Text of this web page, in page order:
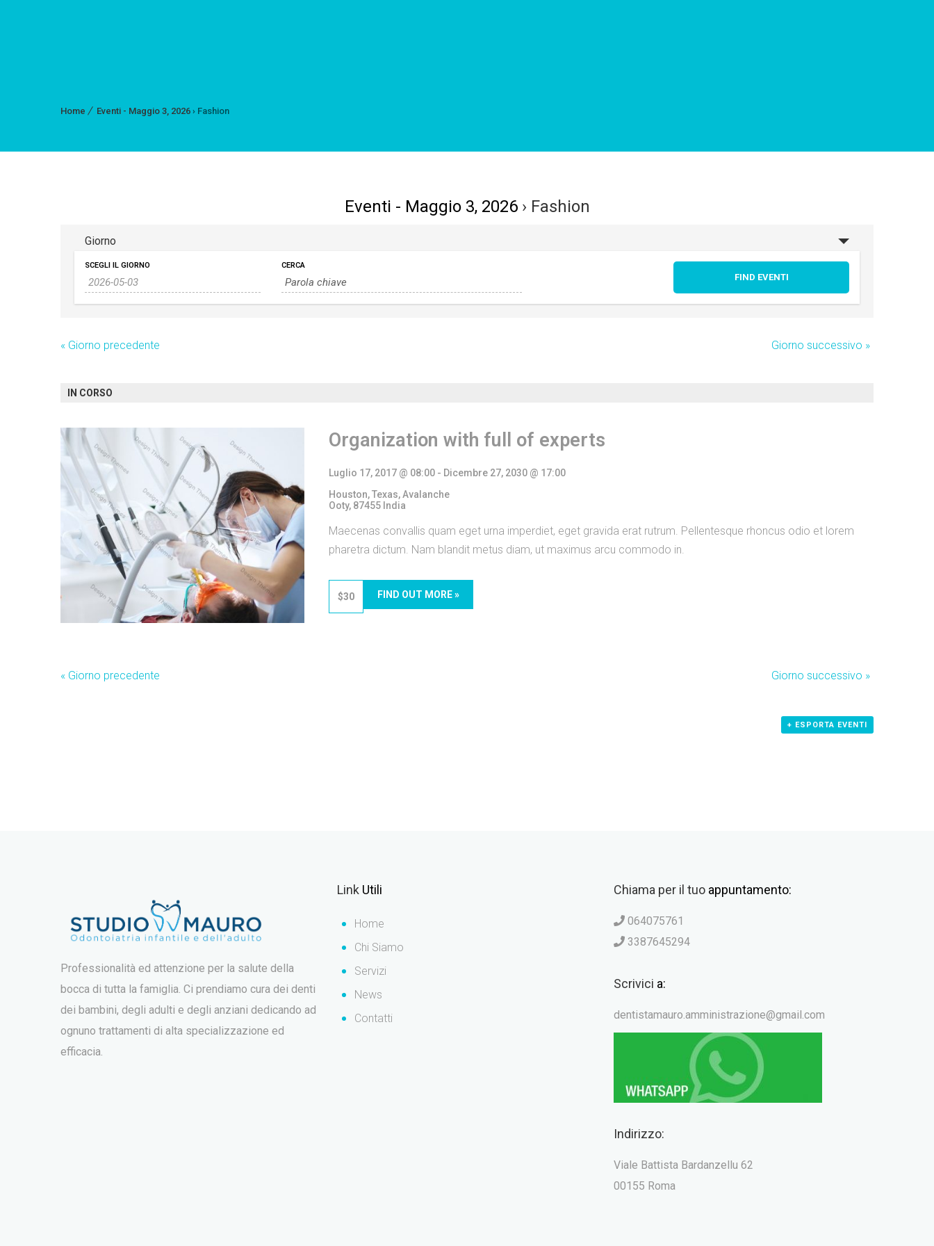
Home Eventi - Maggio 3, 2026 › Fashion
Eventi - Maggio 3, 2026› Fashion
Giorno
SCEGLI IL GIORNO CERCA
« Giorno precedente Giorno successivo »
IN CORSO
Organization with full of experts
Luglio 17, 2017 @ 08:00 - Dicembre 27, 2030 @ 17:00
Houston, Texas, Avalanche
Ooty, 87455 India
Maecenas convallis quam eget urna imperdiet, eget gravida erat rutrum. Pellentesque rhoncus odio et lorem
pharetra dictum. Nam blandit metus diam, ut maximus arcu commodo in.
$30 FIND OUT MORE »
« Giorno precedente Giorno successivo »
+ ESPORTA EVENTI
Professionalità ed attenzione per la salute della
bocca di tutta la famiglia. Ci prendiamo cura dei denti
dei bambini, degli adulti e degli anziani dedicando ad
ognuno trattamenti di alta specializzazione ed
efficacia.
Link Utili
Home
Chi Siamo
Servizi
News
Contatti
Chiama per il tuo appuntamento:
064075761
3387645294
Scrivici a:
dentistamauro.amministrazione@gmail.com
Indirizzo:
Viale Battista Bardanzellu 62
00155 Roma